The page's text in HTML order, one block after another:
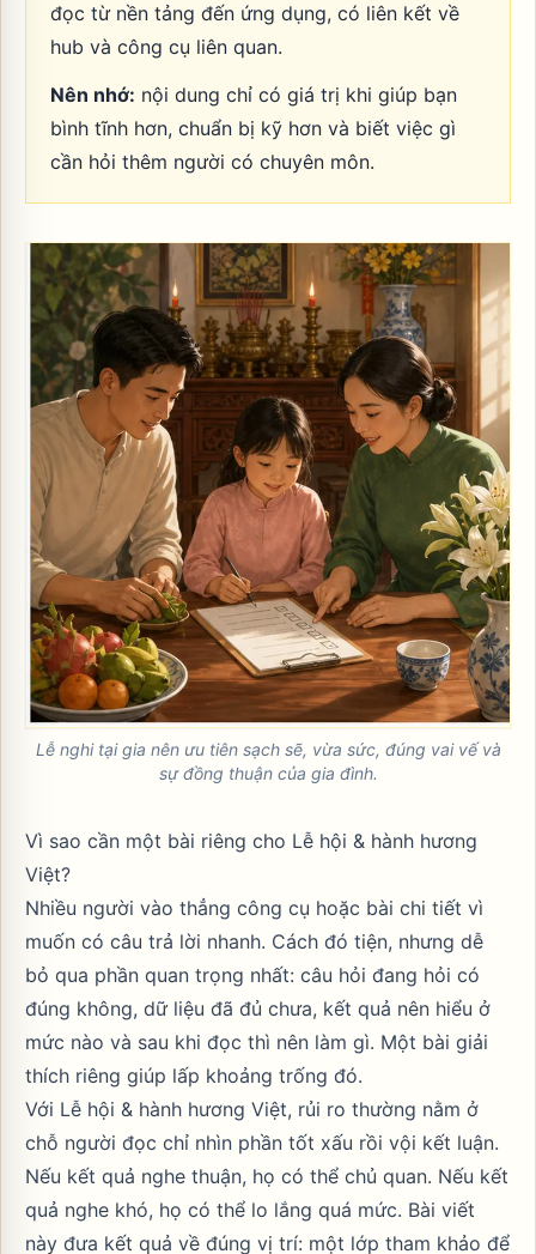
đọc từ nền tảng đến ứng dụng, có liên kết về
hub và công cụ liên quan.
Nên nhớ: nội dung chỉ có giá trị khi giúp bạn
bình tĩnh hơn, chuẩn bị kỹ hơn và biết việc gì
cần hỏi thêm người có chuyên môn.
Lễ nghi tại gia nên ưu tiên sạch sẽ, vừa sức, đúng vai vế và
sự đồng thuận của gia đình.
Vì sao cần một bài riêng cho Lễ hội & hành hương
Việt?
Nhiều người vào thẳng công cụ hoặc bài chi tiết vì
muốn có câu trả lời nhanh. Cách đó tiện, nhưng dễ
bỏ qua phần quan trọng nhất: câu hỏi đang hỏi có
đúng không, dữ liệu đã đủ chưa, kết quả nên hiểu ở
mức nào và sau khi đọc thì nên làm gì. Một bài giải
thích riêng giúp lấp khoảng trống đó.
Với Lễ hội & hành hương Việt, rủi ro thường nằm ở
chỗ người đọc chỉ nhìn phần tốt xấu rồi vội kết luận.
Nếu kết quả nghe thuận, họ có thể chủ quan. Nếu kết
quả nghe khó, họ có thể lo lắng quá mức. Bài viết
này đưa kết quả về đúng vị trí: một lớp tham khảo để